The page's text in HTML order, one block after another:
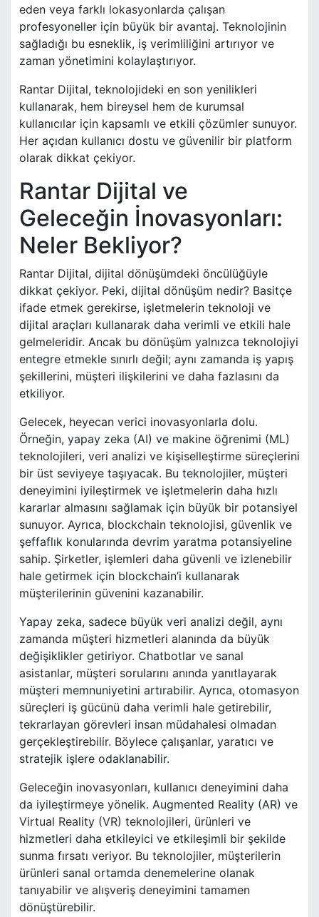
eden veya farklı lokasyonlarda çalışan
profesyoneller için büyük bir avantaj. Teknolojinin
sağladığı bu esneklik, iş verimliliğini artırıyor ve
zaman yönetimini kolaylaştırıyor.
Rantar Dijital, teknolojideki en son yenilikleri
kullanarak, hem bireysel hem de kurumsal
kullanıcılar için kapsamlı ve etkili çözümler sunuyor.
Her açıdan kullanıcı dostu ve güvenilir bir platform
olarak dikkat çekiyor.
Rantar Dijital ve
Geleceğin İnovasyonları:
Neler Bekliyor?
Rantar Dijital, dijital dönüşümdeki öncülüğüyle
dikkat çekiyor. Peki, dijital dönüşüm nedir? Basitçe
ifade etmek gerekirse, işletmelerin teknoloji ve
dijital araçları kullanarak daha verimli ve etkili hale
gelmeleridir. Ancak bu dönüşüm yalnızca teknolojiyi
entegre etmekle sınırlı değil; aynı zamanda iş yapış
şekillerini, müşteri ilişkilerini ve daha fazlasını da
etkiliyor.
Gelecek, heyecan verici inovasyonlarla dolu.
Örneğin, yapay zeka (AI) ve makine öğrenimi (ML)
teknolojileri, veri analizi ve kişiselleştirme süreçlerini
bir üst seviyeye taşıyacak. Bu teknolojiler, müşteri
deneyimini iyileştirmek ve işletmelerin daha hızlı
kararlar almasını sağlamak için büyük bir potansiyel
sunuyor. Ayrıca, blockchain teknolojisi, güvenlik ve
şeffaflık konularında devrim yaratma potansiyeline
sahip. Şirketler, işlemleri daha güvenli ve izlenebilir
hale getirmek için blockchain’i kullanarak
müşterilerinin güvenini kazanabilir.
Yapay zeka, sadece büyük veri analizi değil, aynı
zamanda müşteri hizmetleri alanında da büyük
değişiklikler getiriyor. Chatbotlar ve sanal
asistanlar, müşteri sorularını anında yanıtlayarak
müşteri memnuniyetini artırabilir. Ayrıca, otomasyon
süreçleri iş gücünü daha verimli hale getirebilir,
tekrarlayan görevleri insan müdahalesi olmadan
gerçekleştirebilir. Böylece çalışanlar, yaratıcı ve
stratejik işlere odaklanabilir.
Geleceğin inovasyonları, kullanıcı deneyimini daha
da iyileştirmeye yönelik. Augmented Reality (AR) ve
Virtual Reality (VR) teknolojileri, ürünleri ve
hizmetleri daha etkileyici ve etkileşimli bir şekilde
sunma fırsatı veriyor. Bu teknolojiler, müşterilerin
ürünleri sanal ortamda denemelerine olanak
tanıyabilir ve alışveriş deneyimini tamamen
dönüştürebilir.